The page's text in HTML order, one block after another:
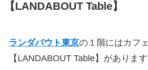
【LANDABOUT Table】
ランダバウト東京の１階にはカフ
【 LANDABOUT Table】があります